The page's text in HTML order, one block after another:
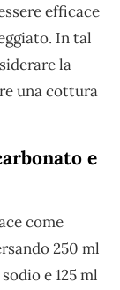
efficace
In tal
la
una cottura
e
come
250 ml
e 125 ml